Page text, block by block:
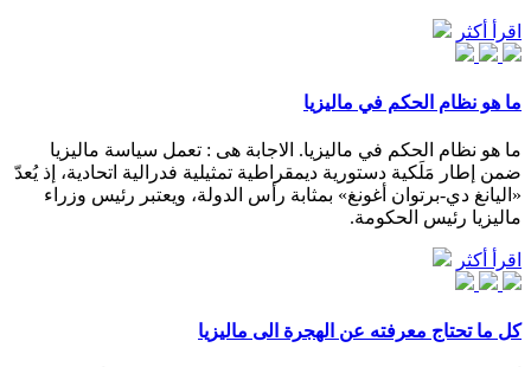
اقرأ أكثر
ما هو نظام الحكم في ماليزيا
ما هو نظام الحكم في ماليزيا. الاجابة هى : تعمل سياسة ماليزيا
ضمن إطار مَلَكية دستورية ديمقراطية تمثيلية فدرالية اتحادية، إذ يُعدّ
«اليانغ دي-برتوان أغونغ» بمثابة رأس الدولة، ويعتبر رئيس وزراء
ماليزيا رئيس الحكومة.
اقرأ أكثر
كل ما تحتاج معرفته عن الهجرة الى ماليزيا